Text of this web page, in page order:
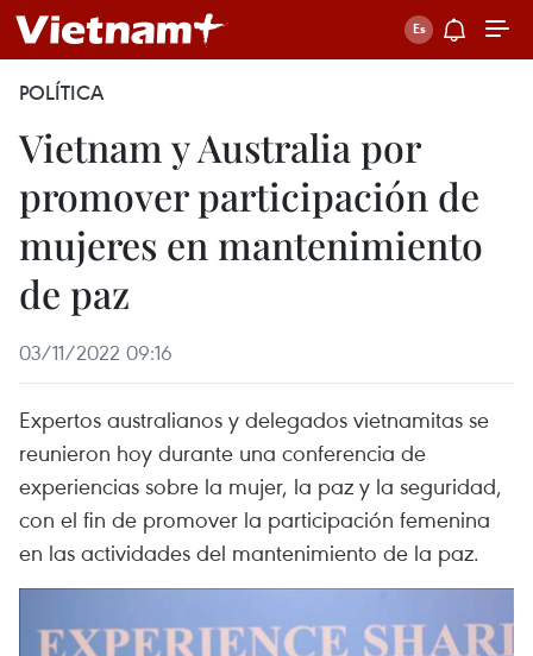
POLÍTICA
Vietnam y Australia por
promover participación de
mujeres en mantenimiento
de paz
03/11/2022 09:16
Expertos australianos y delegados vietnamitas se
reunieron hoy durante una conferencia de
experiencias sobre la mujer, la paz y la seguridad,
con el fin de promover la participación femenina
en las actividades del mantenimiento de la paz.